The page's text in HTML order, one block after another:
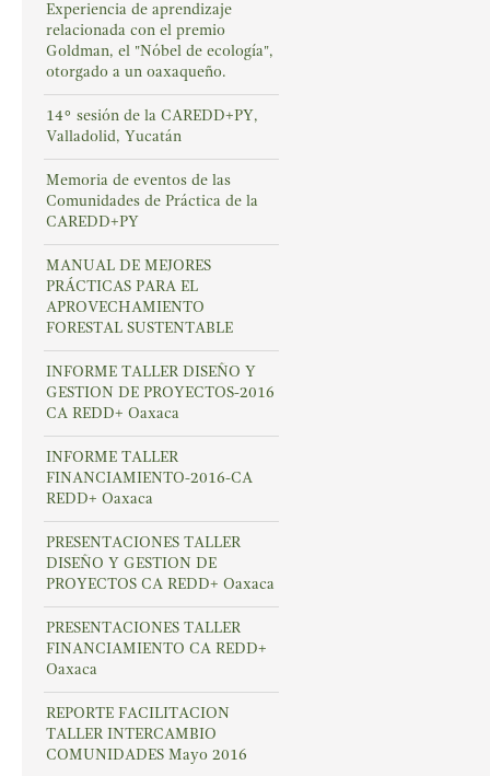
Experiencia de aprendizaje
relacionada con el premio
Goldman, el "Nóbel de ecología",
otorgado a un oaxaqueño.
14° sesión de la CAREDD+PY,
Valladolid, Yucatán
Memoria de eventos de las
Comunidades de Práctica de la
CAREDD+PY
MANUAL DE MEJORES
PRÁCTICAS PARA EL
APROVECHAMIENTO
FORESTAL SUSTENTABLE
INFORME TALLER DISEÑO Y
GESTION DE PROYECTOS-2016
CA REDD+ Oaxaca
INFORME TALLER
FINANCIAMIENTO-2016-CA
REDD+ Oaxaca
PRESENTACIONES TALLER
DISEÑO Y GESTION DE
PROYECTOS CA REDD+ Oaxaca
PRESENTACIONES TALLER
FINANCIAMIENTO CA REDD+
Oaxaca
REPORTE FACILITACION
TALLER INTERCAMBIO
COMUNIDADES Mayo 2016